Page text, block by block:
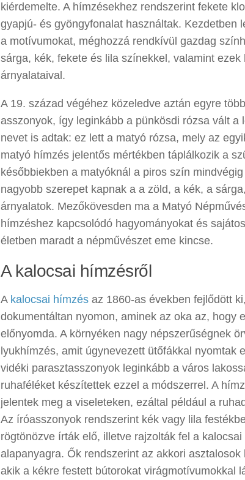
kiérdemelte. A hímzésekhez rendszerint fekete
gyapjú- és gyöngyfonalat használtak. Kezdetben
a motívumokat, méghozzá rendkívül gazdag
sárga, kék, fekete és lila színekkel, valamint
árnyalataival.
A 19. század végéhez közeledve aztán egyre
asszonyok, így leginkább a pünkösdi rózsa vált a
nevet is adtak: ez lett a matyó rózsa, mely az
matyó hímzés jelentős mértékben táplálkozik a
későbbiekben a matyóknál a piros szín
nagyobb szerepet kapnak a a zöld, a kék, a
árnyalatok. Mezőkövesden ma a Matyó
hímzéshez kapcsolódó hagyományokat és
életben maradt a népművészet eme kincse.
A kalocsai hímzésről
A kalocsai hímzés az 1860-as években fejlődött
dokumentáltan nyomon, aminek az oka az, hogy
előnyomda. A környéken nagy népszerűségnek
lyukhímzés, amit úgynevezett ütőfákkal nyomtak
vidéki parasztasszonyok leginkább a város
ruhaféléket készítettek ezzel a módszerrel. A
jelentek meg a viseleteken, ezáltal például a
Az íróasszonyok rendszerint kék vagy lila
rögtönözve írták elő, illetve rajzolták fel a
alapanyagra. Ők rendszerint az akkori
akik a kékre festett bútorokat virágmotívumokkal